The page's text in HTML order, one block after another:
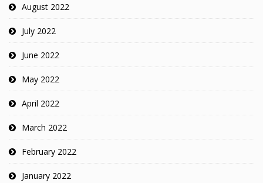
August 2022
July 2022
June 2022
May 2022
April 2022
March 2022
February 2022
January 2022